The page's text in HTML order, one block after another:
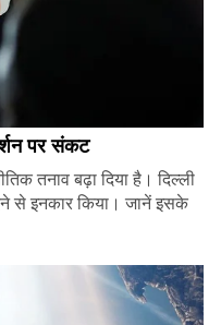
पर संकट
तनाव बढ़ा दिया है। दिल्ली
से इनकार किया। जानें इसके